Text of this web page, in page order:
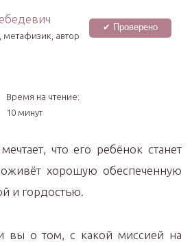
метафизик, автор
✔ Проверено
Время на чтение:
10 минут
что его ребёнок станет
хорошую обеспеченную
и гордостью.
вы о том, с какой миссией на